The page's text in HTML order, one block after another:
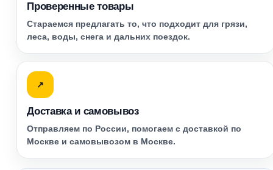
Проверенные товары
Стараемся предлагать то, что подходит для грязи,
леса, воды, снега и дальних поездок.
↗
Доставка и самовывоз
Отправляем по России, помогаем с доставкой по
Москве и самовывозом в Москве.